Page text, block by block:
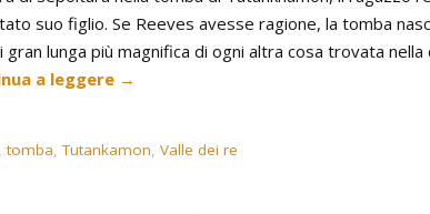
suo figlio. Se Reeves avesse ragione, la tomba
lunga più magnifica di ogni altra cosa trovata nella
a leggere →
, tomba,Tutankamon, Valle dei re